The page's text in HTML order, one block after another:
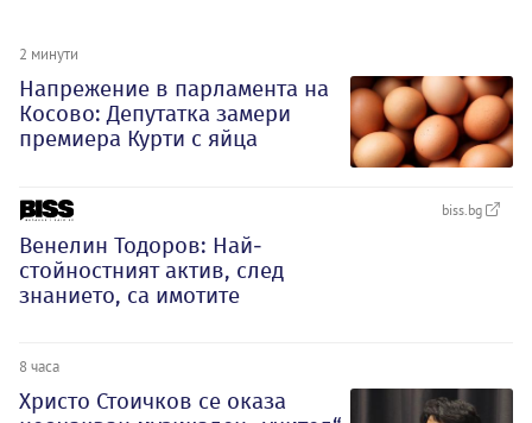
2 минути
Напрежение в парламента на
Косово: Депутатка замери
премиера Курти с яйца
biss.bg
Венелин Тодоров: Най-
стойностният актив, след
знанието, са имотите
8 часа
Христо Стоичков се оказа